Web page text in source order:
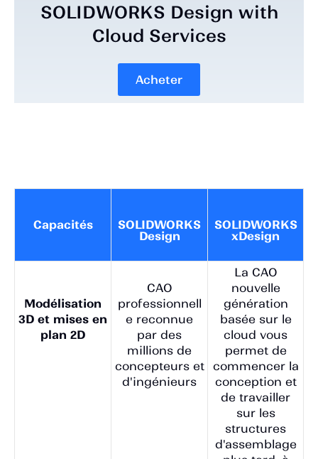
SOLIDWORKS Design with
Cloud Services
Acheter
Capacités
SOLIDWORKS
Design
SOLIDWORKS
xDesign
Modélisation
3D et mises en
plan 2D
CAO
professionnell
e reconnue
par des
millions de
concepteurs et
d'ingénieurs
La CAO
nouvelle
génération
basée sur le
cloud vous
permet de
commencer la
conception et
de travailler
sur les
structures
d'assemblage